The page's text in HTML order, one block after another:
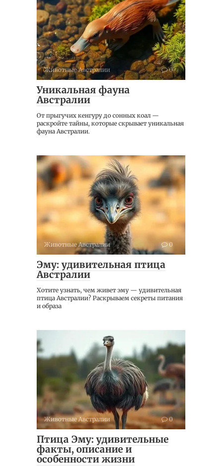
Животные Австралии 0
Уникальная фауна
Австралии
От прыгучих кенгуру до сонных коал —
раскройте тайны, которые скрывает уникальная
фауна Австралии.
Животные Австралии 0
Эму: удивительная птица
Австралии
Хотите узнать, чем живет эму — удивительная
птица Австралии? Раскрываем секреты питания
и образа
Животные Австралии 0
Птица Эму: удивительные
факты, описание и
особенности жизни